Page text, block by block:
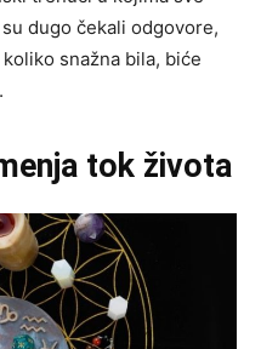
dugo čekali odgovore,
snažna bila, biće
tok života